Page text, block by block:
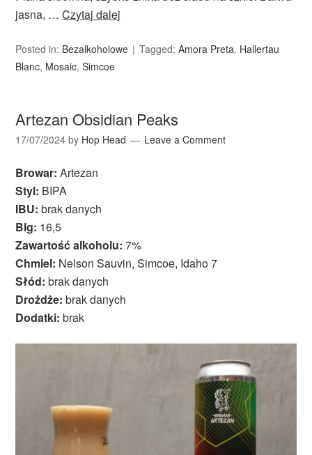
jasna, …Czytaj dalej
Posted in: Bezalkoholowe Tagged:Amora Preta, Hallertau
Blanc, Mosaic,Simcoe
Artezan Obsidian Peaks
17/07/2024 by Hop Head Leave a Comment
Browar: Artezan
Styl: BIPA
IBU: brak danych
Blg: 16,5
Zawartość alkoholu: 7%
Chmiel: Nelson Sauvin, Simcoe, Idaho 7
Słód: brak danych
Drożdże: brak danych
Dodatki: brak